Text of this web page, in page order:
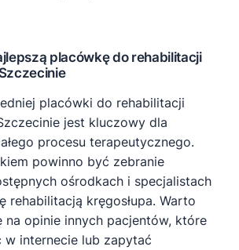
placówkę do rehabilitacji
placówki do rehabilitacji
jest kluczowy dla
procesu terapeutycznego.
powinno być zebranie
ośrodkach i specjalistach
rehabilitacją kręgosłupa. Warto
na opinie innych pacjentów, które
w internecie lub zapytać